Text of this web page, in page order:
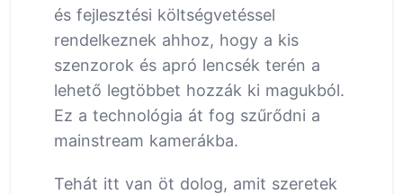
és fejlesztési költségvetéssel
rendelkeznek ahhoz, hogy a kis
szenzorok és apró lencsék terén a
lehető legtöbbet hozzák ki magukból.
Ez a technológia át fog szűrődni a
mainstream kamerákba.
Tehát itt van öt dolog, amit szeretek